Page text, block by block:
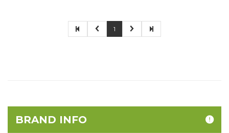
1
BRAND INFO